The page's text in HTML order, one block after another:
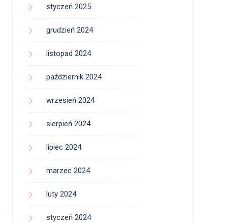
styczeń 2025
grudzień 2024
listopad 2024
październik 2024
wrzesień 2024
sierpień 2024
lipiec 2024
marzec 2024
luty 2024
styczeń 2024